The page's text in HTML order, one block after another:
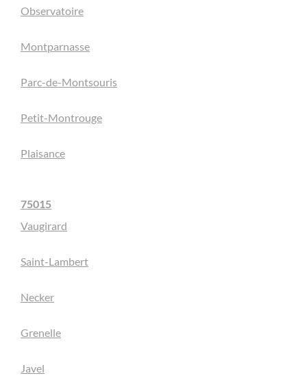
Observatoire
Montparnasse
Parc-de-Montsouris
Petit-Montrouge
Plaisance
75015
Vaugirard
Saint-Lambert
Necker
Grenelle
Javel